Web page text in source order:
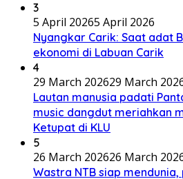
3
5 April 20265 April 2026
Nyangkar Carik: Saat adat
ekonomi di Labuan Carik
4
29 March 202629 March
Lautan manusia padati
music dangdut meriahkan
Ketupat di KLU
5
26 March 202626 March
Wastra NTB siap